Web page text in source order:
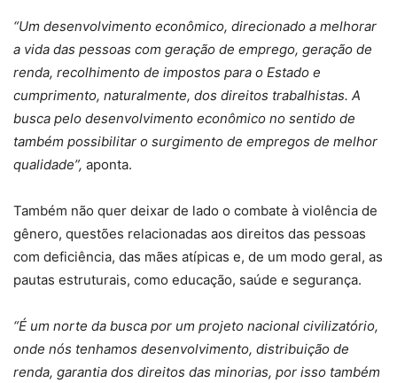
“Um desenvolvimento econômico, direcionado a melhorar
a vida das pessoas com geração de emprego, geração de
renda, recolhimento de impostos para o Estado e
cumprimento, naturalmente, dos direitos trabalhistas. A
busca pelo desenvolvimento econômico no sentido de
também possibilitar o surgimento de empregos de melhor
qualidade”, aponta.
Também não quer deixar de lado o combate à violência de
gênero, questões relacionadas aos direitos das pessoas
com deficiência, das mães atípicas e, de um modo geral, as
pautas estruturais, como educação, saúde e segurança.
“É um norte da busca por um projeto nacional civilizatório,
onde nós tenhamos desenvolvimento, distribuição de
renda, garantia dos direitos das minorias, por isso também